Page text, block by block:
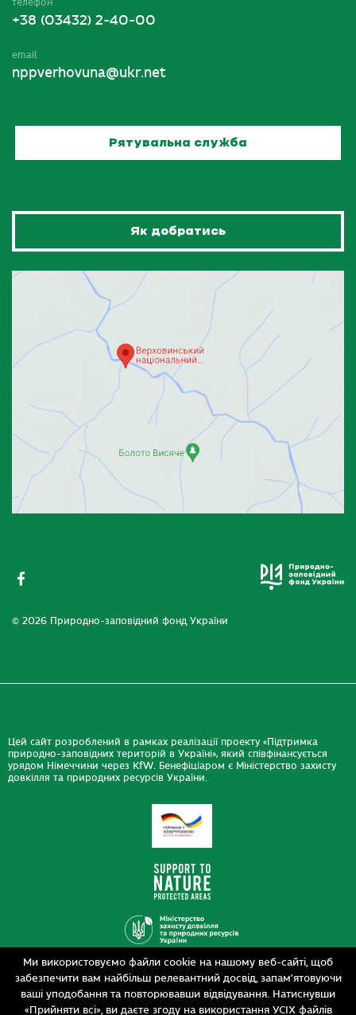
Ми використовуємо файли cookie на нашому веб-сайті, щоб
забезпечити вам найбільш релевантний досвід, запам’ятовуючи
ваші уподобання та повторювавши відвідування. Натиснувши
«Прийняти всі», ви даєте згоду на використання УСІХ файлів
телефон
+38 (03432) 2-40-00
email
nppverhovuna@ukr.net
Рятувальна служба
Як добратись
© 2026 Природно-заповідний фонд України
Цей сайт розроблений в рамках реалізації проекту «Підтримка
природно-заповідних територій в Україні», який співфінансується
урядом Німеччини через KfW. Бенефіціаром є Міністерство захисту
довкілля та природних ресурсів України.
Дизайн
Розробка
siteGist